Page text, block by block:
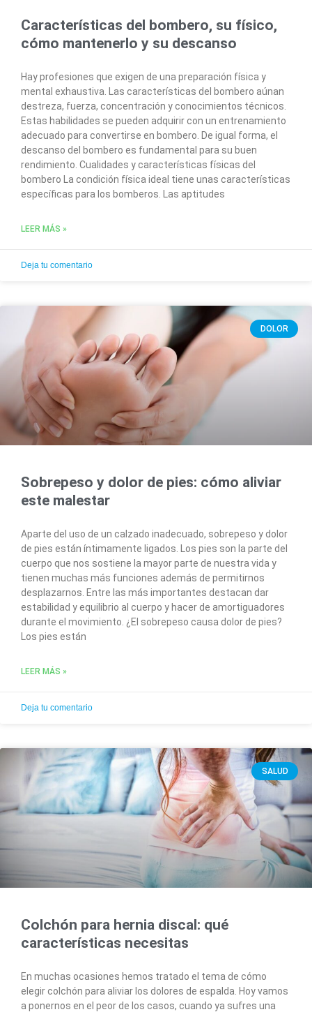
Características del bombero, su físico,
cómo mantenerlo y su descanso
Hay profesiones que exigen de una preparación física y
mental exhaustiva. Las características del bombero aúnan
destreza, fuerza, concentración y conocimientos técnicos.
Estas habilidades se pueden adquirir con un entrenamiento
adecuado para convertirse en bombero. De igual forma, el
descanso del bombero es fundamental para su buen
rendimiento. Cualidades y características físicas del
bombero La condición física ideal tiene unas características
específicas para los bomberos. Las aptitudes
LEER MÁS »
Deja tu comentario
DOLOR
Sobrepeso y dolor de pies: cómo aliviar
este malestar
Aparte del uso de un calzado inadecuado, sobrepeso y dolor
de pies están íntimamente ligados. Los pies son la parte del
cuerpo que nos sostiene la mayor parte de nuestra vida y
tienen muchas más funciones además de permitirnos
desplazarnos. Entre las más importantes destacan dar
estabilidad y equilibrio al cuerpo y hacer de amortiguadores
durante el movimiento. ¿El sobrepeso causa dolor de pies?
Los pies están
LEER MÁS »
Deja tu comentario
SALUD
Colchón para hernia discal: qué
características necesitas
En muchas ocasiones hemos tratado el tema de cómo
elegir colchón para aliviar los dolores de espalda. Hoy vamos
a ponernos en el peor de los casos, cuando ya sufres una